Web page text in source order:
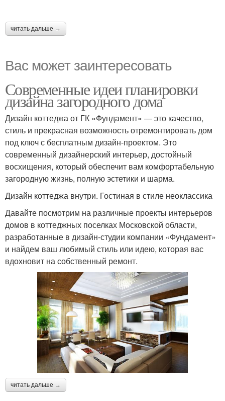
читать дальше →
Вас может заинтересовать
Современные идеи планировки
дизайна загородного дома
Дизайн коттеджа от ГК «Фундамент» — это качество,
стиль и прекрасная возможность отремонтировать дом
под ключ с бесплатным дизайн-проектом. Это
современный дизайнерский интерьер, достойный
восхищения, который обеспечит вам комфортабельную
загородную жизнь, полную эстетики и шарма.
Дизайн коттеджа внутри. Гостиная в стиле неоклассика
Давайте посмотрим на различные проекты интерьеров
домов в коттеджных поселках Московской области,
разработанные в дизайн-студии компании «Фундамент»
и найдем ваш любимый стиль или идею, которая вас
вдохновит на собственный ремонт.
читать дальше →